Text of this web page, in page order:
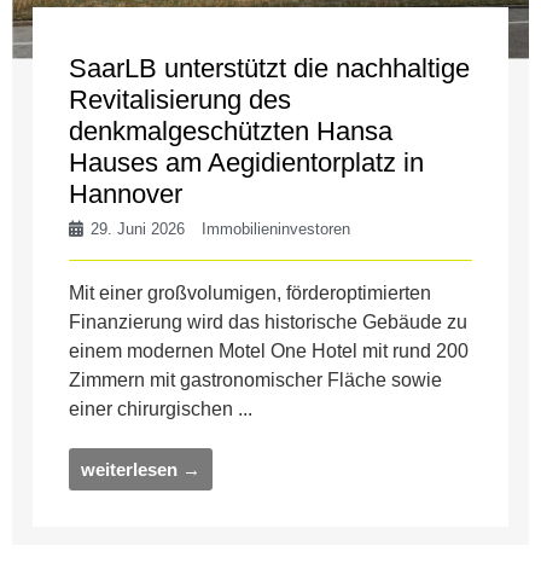
SaarLB unterstützt die nachhaltige
Revitalisierung des
denkmalgeschützten Hansa
Hauses am Aegidientorplatz in
Hannover
29. Juni 2026 Immobilieninvestoren
Mit einer großvolumigen, förderoptimierten
Finanzierung wird das historische Gebäude zu
einem modernen Motel One Hotel mit rund 200
Zimmern mit gastronomischer Fläche sowie
einer chirurgischen ...
weiterlesen →